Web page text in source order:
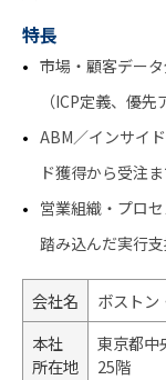
特長
市場・顧客デー
（ICP定義、優
ABM／インサイ
ド獲得から受注
営業組織・プロ
踏み込んだ実行
会社名
ボストン
本社
所在地
東京都中
25階